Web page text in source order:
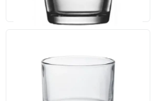
pro Stück
Empilable Tumbler 20
cl. Stapelbar
Inhalt 20 cl. | Ab 36 Stück